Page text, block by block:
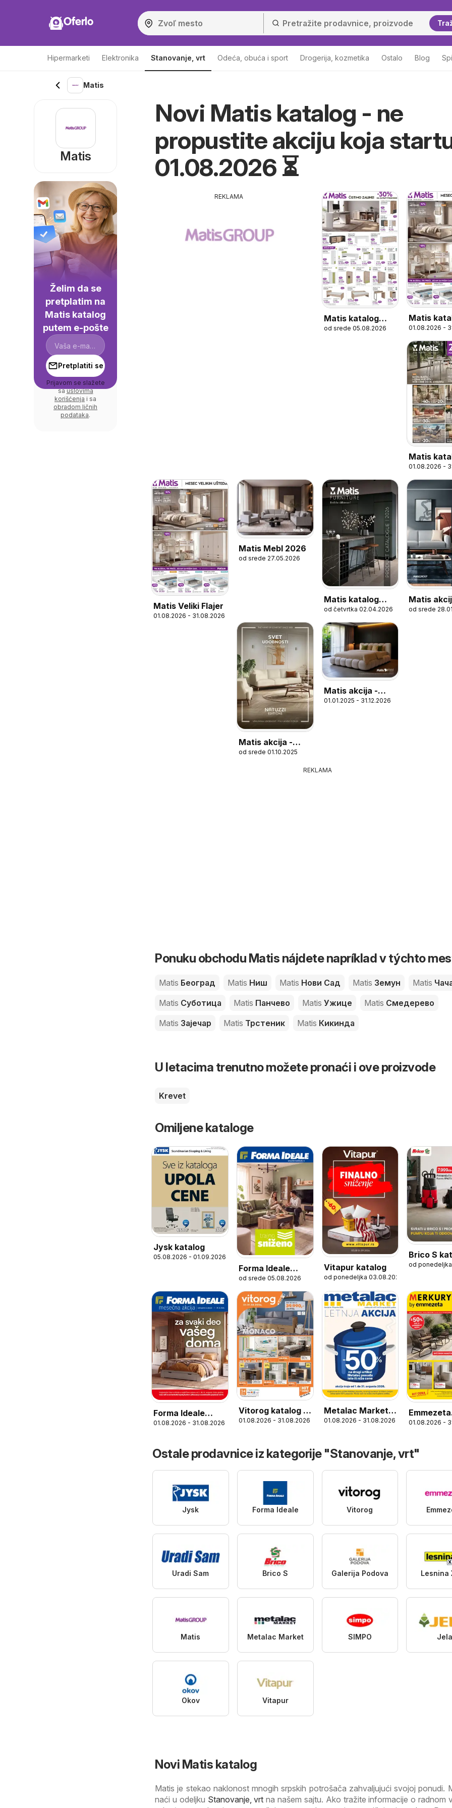
Oferlo
Hipermarketi Elektronika Stanovanje, vrt Odeća, obuća i sport Drogerija, kozmetika Ostalo Blog
Matis
Novi Matis katalog - ne
propustite akciju koja
01.08.2026 ⏳
REKLAMA
Matis katalog
Outlet proizvodi
od srede 05.08.2026
Matis
01.08.2026 -
Matis
Baštenski
nameštaj
01.08.2026 -
Matis Veliki Flajer
01.08.2026 - 31.08.2026
Matis Mebl 2026
od srede 27.05.2026
Matis katalog
Product 2026
od četvrtka 02.04.2026
Matis
katalog
od srede
Matis akcija -
Natuzzi editions
od srede 01.10.2025
Matis akcija -
mebl 2025/26
01.01.2025 - 31.12.2026
REKLAMA
Ponuku obchodu Matis nájdete napríklad v týchto
Matis Београд Matis Ниш Matis Нови Сад Matis Земун Matis
Matis Суботица Matis Панчево Matis Ужице Matis Смедерево
Matis Зајечар Matis Трстеник Matis Кикинда
U letacima trenutno možete pronaći i ove proizvode
Krevet
Omiljene kataloge
Jysk katalog
05.08.2026 - 01.09.2026
Forma Ideale
katalog Trajno
sniženo
od srede 05.08.2026
Vitapur katalog
od ponedeljka 03.08.2026
Brico S
od ponedeljka
Forma Ideale
katalog
01.08.2026 - 31.08.2026
Vitorog katalog -
akcija
01.08.2026 - 31.08.2026
Metalac Market
katalog
01.08.2026 - 31.08.2026
Emmezeta
katalog
01.08.2026 -
Ostale prodavnice iz kategorije "Stanovanje, vrt"
Jysk Forma Ideale Vitorog
Uradi Sam Brico S Galerija Podova Lesnina
Matis Metalac Market SIMPO Jela
Okov Vitapur
Novi Matis katalog
Matis je stekao naklonost mnogih srpskih potrošača zahvaljujući svojoj ponudi.
naći u odeljku Stanovanje, vrt na našem sajtu. Ako tražite informacije o radnom
Matis
Želim da se
pretplatim na
Matis katalog
putem e-pošte
Pretplatiti se
Prijavom se slažete
sauslovima
korišćenja i sa
obradom ličnih
podataka.